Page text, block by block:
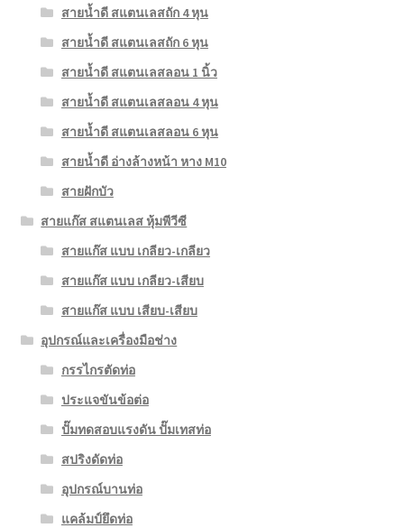
สายน้ำดี สแตนเลสถัก 4 หุน
สายน้ำดี สแตนเลสถัก 6 หุน
สายน้ำดี สแตนเลสลอน 1 นิ้ว
สายน้ำดี สแตนเลสลอน 4 หุน
สายน้ำดี สแตนเลสลอน 6 หุน
สายน้ำดี อ่างล้างหน้า หาง M10
สายฝักบัว
สายแก๊ส สแตนเลส หุ้มพีวีซี
สายแก๊ส แบบ เกลียว-เกลียว
สายแก๊ส แบบ เกลียว-เสียบ
สายแก๊ส แบบ เสียบ-เสียบ
อุปกรณ์และเครื่องมือช่าง
กรรไกรตัดท่อ
ประแจขันข้อต่อ
ปั๊มทดสอบแรงดัน ปั๊มเทสท่อ
สปริงดัดท่อ
อุปกรณ์บานท่อ
แคล้มป์ยึดท่อ